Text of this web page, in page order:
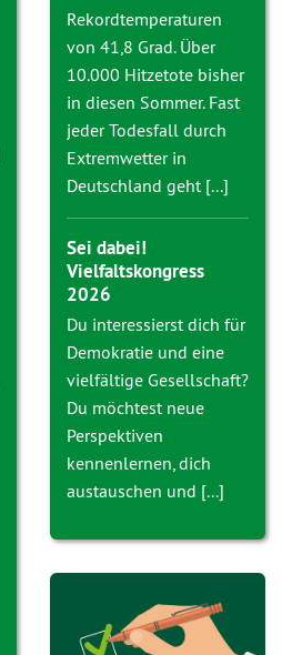
Rekordtemperaturen
von 41,8 Grad. Über
10.000 Hitzetote bisher
in diesen Sommer. Fast
jeder Todesfall durch
Extremwetter in
Deutschland geht [...]
Sei dabei!
Vielfaltskongress
2026
Du interessierst dich für
Demokratie und eine
vielfältige Gesellschaft?
Du möchtest neue
Perspektiven
kennenlernen, dich
austauschen und [...]